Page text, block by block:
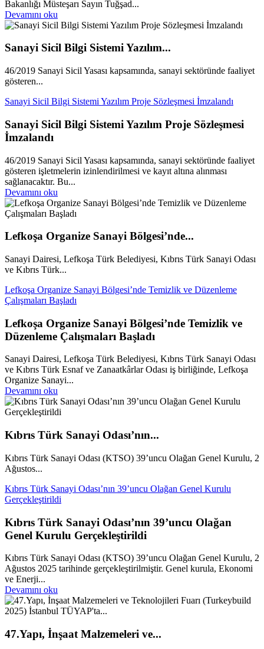
Bakanlığı Müsteşarı Sayın Tuğşad...
Devamını oku
Sanayi Sicil Bilgi Sistemi Yazılım...
46/2019 Sanayi Sicil Yasası kapsamında, sanayi sektöründe faaliyet
gösteren...
Sanayi Sicil Bilgi Sistemi Yazılım Proje Sözleşmesi İmzalandı
Sanayi Sicil Bilgi Sistemi Yazılım Proje Sözleşmesi
İmzalandı
46/2019 Sanayi Sicil Yasası kapsamında, sanayi sektöründe faaliyet
gösteren işletmelerin izinlendirilmesi ve kayıt altına alınması
sağlanacaktır. Bu...
Devamını oku
Lefkoşa Organize Sanayi Bölgesi’nde...
Sanayi Dairesi, Lefkoşa Türk Belediyesi, Kıbrıs Türk Sanayi Odası
ve Kıbrıs Türk...
Lefkoşa Organize Sanayi Bölgesi’nde Temizlik ve Düzenleme
Çalışmaları Başladı
Lefkoşa Organize Sanayi Bölgesi’nde Temizlik ve
Düzenleme Çalışmaları Başladı
Sanayi Dairesi, Lefkoşa Türk Belediyesi, Kıbrıs Türk Sanayi Odası
ve Kıbrıs Türk Esnaf ve Zanaatkârlar Odası iş birliğinde, Lefkoşa
Organize Sanayi...
Devamını oku
Kıbrıs Türk Sanayi Odası’nın...
Kıbrıs Türk Sanayi Odası (KTSO) 39’uncu Olağan Genel Kurulu, 2
Ağustos...
Kıbrıs Türk Sanayi Odası’nın 39’uncu Olağan Genel Kurulu
Gerçekleştirildi
Kıbrıs Türk Sanayi Odası’nın 39’uncu Olağan
Genel Kurulu Gerçekleştirildi
Kıbrıs Türk Sanayi Odası (KTSO) 39’uncu Olağan Genel Kurulu, 2
Ağustos 2025 tarihinde gerçekleştirilmiştir. Genel kurula, Ekonomi
ve Enerji...
Devamını oku
47.Yapı, İnşaat Malzemeleri ve...